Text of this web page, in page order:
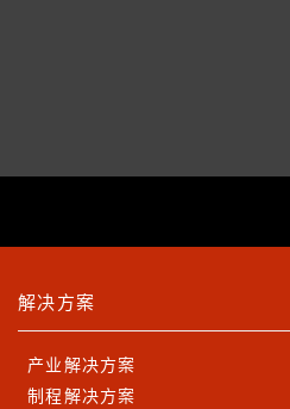
解决方案
产业解决方案
制程解决方案